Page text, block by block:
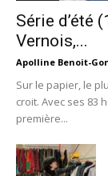
Série d’été
Vernois,...
Apolline Benoit-
Sur le papier, le
croit. Avec ses 83
première...